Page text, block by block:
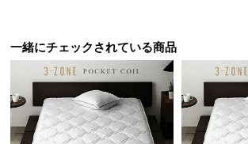
知
せ
一緒にチェックされている商品